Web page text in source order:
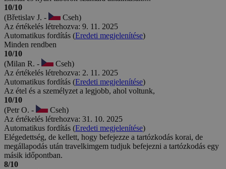
10/10
(Břetislav J. -
Cseh)
Az értékelés létrehozva: 9. 11. 2025
Automatikus fordítás (Eredeti megjelenítése)
Minden rendben
10/10
(Milan R. -
Cseh)
Az értékelés létrehozva: 2. 11. 2025
Automatikus fordítás (Eredeti megjelenítése)
Az étel és a személyzet a legjobb, ahol voltunk,
10/10
(Petr O. -
Cseh)
Az értékelés létrehozva: 31. 10. 2025
Automatikus fordítás (Eredeti megjelenítése)
Elégedettség, de kellett, hogy befejezze a tartózkodás korai, de
megállapodás után travelkimgem tudjuk befejezni a tartózkodás egy
másik időpontban.
8/10